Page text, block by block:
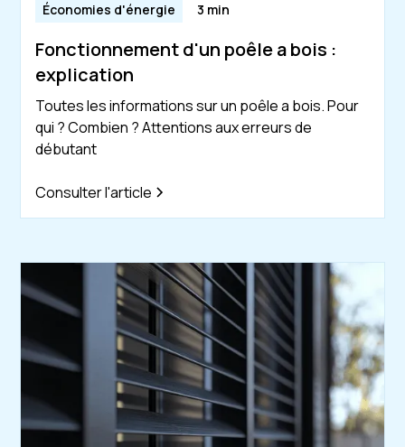
Économies d'énergie 3 min
Fonctionnement d'un poêle a bois :
explication
Toutes les informations sur un poêle a bois. Pour
qui ? Combien ? Attentions aux erreurs de
débutant
Consulter l'article